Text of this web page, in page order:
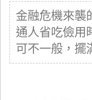
金融危機來襲
通人省吃儉用
可不一般，擺